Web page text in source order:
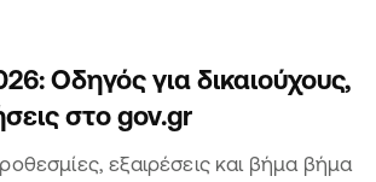
Οδηγός για δικαιούχους,
στο gov.gr
εξαιρέσεις και βήμα βήμα